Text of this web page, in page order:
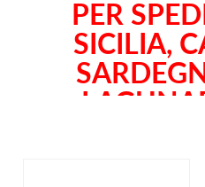
PER
SICILIA,